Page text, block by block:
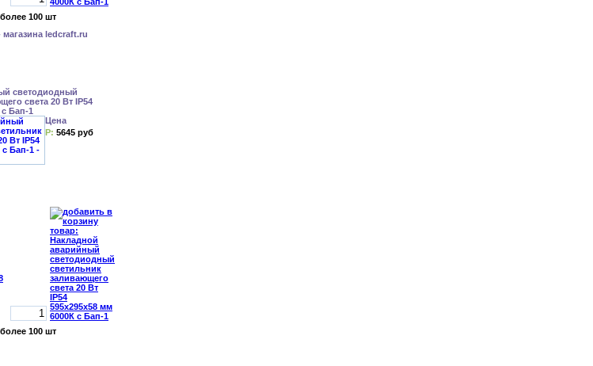
более 100 шт
светодиодный
света 20 Вт IP54
Бап-1
Цена
Р: 5645 руб
более 100 шт